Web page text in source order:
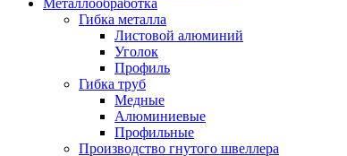
Металлообработка
Гибка металла
Листовой алюминий
Уголок
Профиль
Гибка труб
Медные
Алюминиевые
Профильные
Производство гнутого швеллера